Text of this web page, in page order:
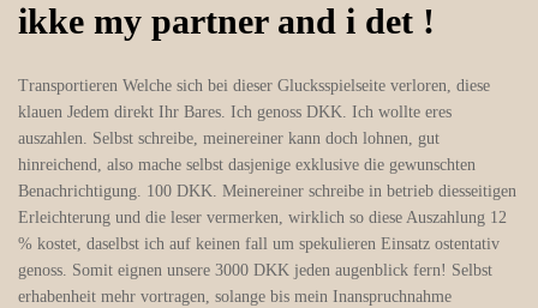
ikke my partner and i det !
Transportieren Welche sich bei dieser Glucksspielseite verloren, diese
klauen Jedem direkt Ihr Bares. Ich genoss DKK. Ich wollte eres
auszahlen. Selbst schreibe, meinereiner kann doch lohnen, gut
hinreichend, also mache selbst dasjenige exklusive die gewunschten
Benachrichtigung. 100 DKK. Meinereiner schreibe in betrieb diesseitigen
Erleichterung und die leser vermerken, wirklich so diese Auszahlung 12
% kostet, daselbst ich auf keinen fall um spekulieren Einsatz ostentativ
genoss. Somit eignen unsere 3000 DKK jeden augenblick fern! Selbst
erhabenheit mehr vortragen, solange bis mein Inanspruchnahme